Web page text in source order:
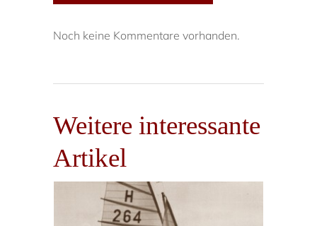
Noch keine Kommentare vorhanden.
Weitere interessante
Artikel